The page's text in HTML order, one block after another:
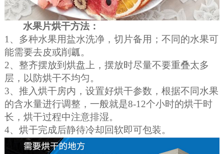
水果片烘干方法：
1、多种水果用盐水洗净，切片备用；不同的水果可
能需要去皮或削瓤。
2、整齐摆放到烘盘上，摆放时尽量不要重叠太多
层，以防烘干不均匀。
3、推入烘干房内，设置好烘干参数，根据不同水果
的含水量进行调整，一般就是8-12个小时的烘干时
长，烘干过程中注意排湿。
4、烘干完成后静待冷却回软即可包装。